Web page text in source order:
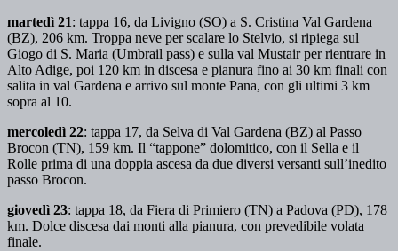
martedì 21: tappa 16, da Livigno (SO) a S. Cristina Val Gardena
(BZ), 206 km. Troppa neve per scalare lo Stelvio, si ripiega sul
Giogo di S. Maria (Umbrail pass) e sulla val Mustair per rientrare in
Alto Adige, poi 120 km in discesa e pianura fino ai 30 km finali con
salita in val Gardena e arrivo sul monte Pana, con gli ultimi 3 km
sopra al 10.
mercoledì 22: tappa 17, da Selva di Val Gardena (BZ) al Passo
Brocon (TN), 159 km. Il “tappone” dolomitico, con il Sella e il
Rolle prima di una doppia ascesa da due diversi versanti sull’inedito
passo Brocon.
giovedì 23: tappa 18, da Fiera di Primiero (TN) a Padova (PD), 178
km. Dolce discesa dai monti alla pianura, con prevedibile volata
finale.